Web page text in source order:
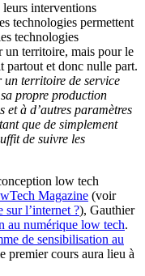
leurs interventions
technologies permettent
technologies
un territoire, mais pour le
partout et donc nulle part.
un territoire de service
propre production
et à d’autres paramètres
que de simplement
de suivre les
low tech
Magazine (voir
sur l’internet ?), Gauthier
au numérique low tech.
de sensibilisation au
premier cours aura lieu à